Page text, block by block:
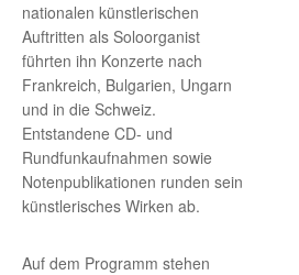
nationalen künstlerischen
Auftritten als Soloorganist
führten ihn Konzerte nach
Frankreich, Bulgarien, Ungarn
und in die Schweiz.
Entstandene CD- und
Rundfunkaufnahmen sowie
Notenpublikationen runden sein
künstlerisches Wirken ab.
Auf dem Programm stehen